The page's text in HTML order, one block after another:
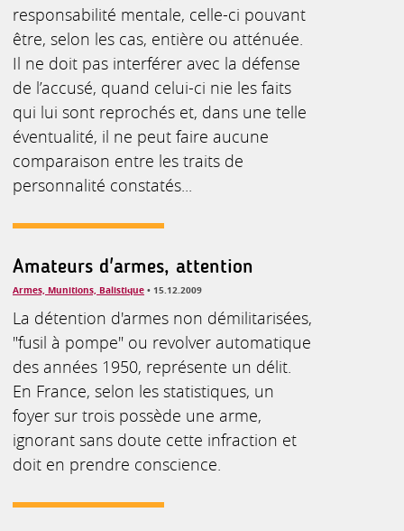
responsabilité mentale, celle-ci pouvant
être, selon les cas, entière ou atténuée.
Il ne doit pas interférer avec la défense
de l’accusé, quand celui-ci nie les faits
qui lui sont reprochés et, dans une telle
éventualité, il ne peut faire aucune
comparaison entre les traits de
personnalité constatés...
Amateurs d'armes, attention
Armes, Munitions, Balistique • 15.12.2009
La détention d'armes non démilitarisées,
"fusil à pompe" ou revolver automatique
des années 1950, représente un délit.
En France, selon les statistiques, un
foyer sur trois possède une arme,
ignorant sans doute cette infraction et
doit en prendre conscience.